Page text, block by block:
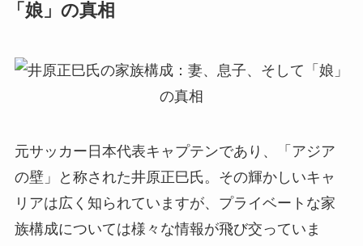
「娘」の真相
元サッカー日本代表キャプテンであり、「アジア
の壁」と称された井原正巳氏。その輝かしいキャ
リアは広く知られていますが、プライベートな家
族構成については様々な情報が飛び交っていま